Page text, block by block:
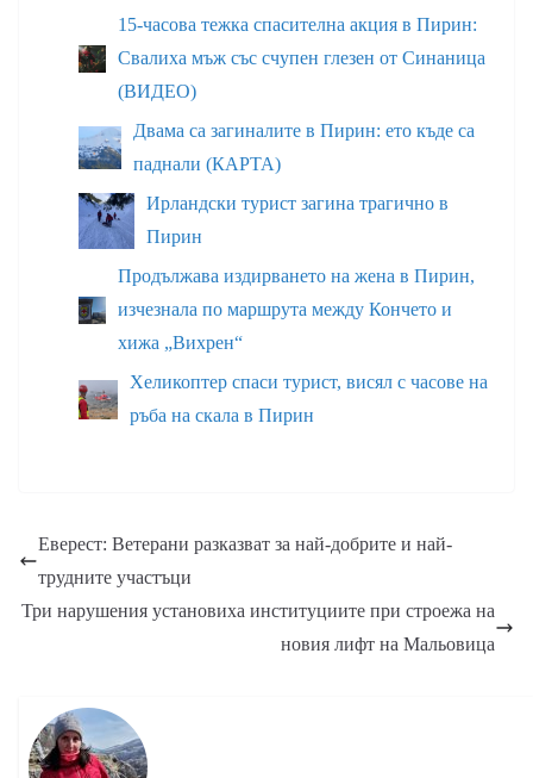
15-часова тежка спасителна акция в Пирин:
Свалиха мъж със счупен глезен от Синаница
(ВИДЕО)
Двама са загиналите в Пирин: ето къде са
паднали (КАРТА)
Ирландски турист загина трагично в
Пирин
Продължава издирването на жена в Пирин,
изчезнала по маршрута между Кончето и
хижа „Вихрен“
Хеликоптер спаси турист, висял с часове на
ръба на скала в Пирин
Еверест: Ветерани разказват за най-добрите и най-
трудните участъци
Три нарушения установиха институциите при строежа на
новия лифт на Мальовица